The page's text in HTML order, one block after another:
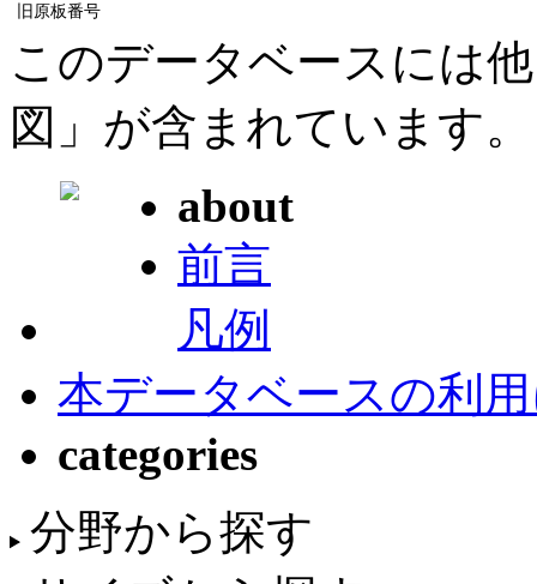
旧原板番号
このデータベースには
図」が含まれています。
about
前言
凡例
本データベースの利
categories
分野から探す